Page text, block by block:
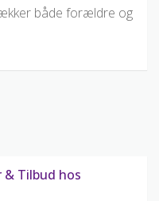
både forældre og
& Tilbud hos